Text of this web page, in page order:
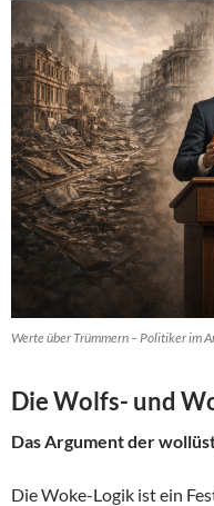
Werte über Trümmern – Politiker im
Die Wolfs- und
Das Argument der
Die Woke-Logik ist ein